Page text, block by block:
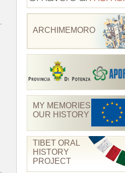
ARCHIMEMORO
MY MEMORIES
OUR HISTORY
TIBET ORAL
HISTORY
PROJECT